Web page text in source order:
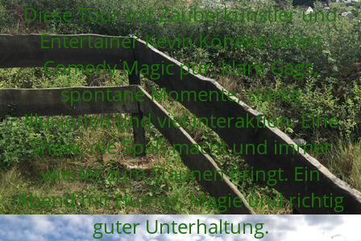
Diese Tour mit Zauberkünstler und
Entertainer Kevin Köneke liefert
Comedy Magic pur, klare Gags,
spontane Momente, starke
Illusionen und viel Interaktion. Eine
Show, die Spaß macht und immer
wieder zum Staunen bringt. Ein
Abend mit Humor, Magie und richtig
guter Unterhaltung.